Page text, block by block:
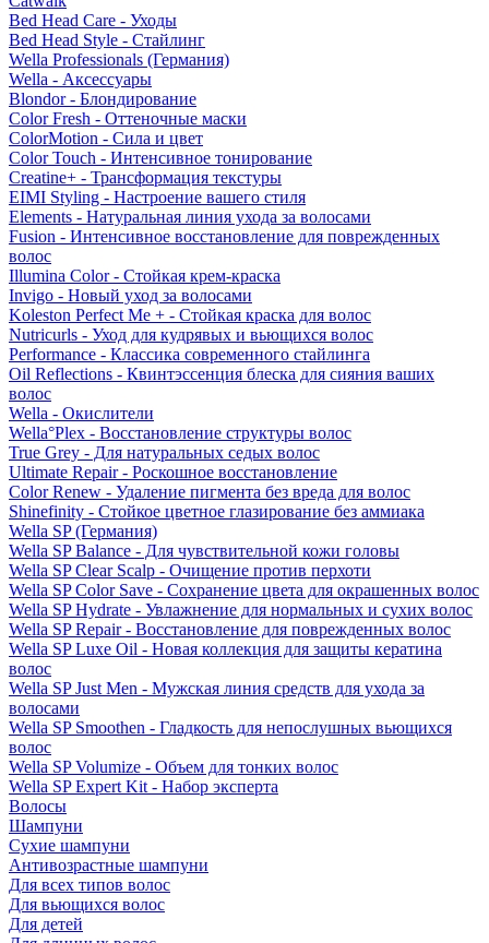
Bed Head Care - Уходы
Bed Head Style - Стайлинг
Wella Professionals (Германия)
Wella - Аксессуары
Blondor - Блондирование
Color Fresh - Оттеночные маски
ColorMotion - Сила и цвет
Color Touch - Интенсивное тонирование
Creatine+ - Трансформация текстуры
EIMI Styling - Настроение вашего стиля
Elements - Натуральная линия ухода за волосами
Fusion - Интенсивное восстановление для поврежденных
волос
Illumina Color - Стойкая крем-краска
Invigo - Новый уход за волосами
Koleston Perfect Me + - Стойкая краска для волос
Nutricurls - Уход для кудрявых и вьющихся волос
Performance - Классика современного стайлинга
Oil Reflections - Квинтэссенция блеска для сияния ваших
волос
Wella - Окислители
Wella°Plex - Восстановление структуры волос
True Grey - Для натуральных седых волос
Ultimate Repair - Роскошное восстановление
Color Renew - Удаление пигмента без вреда для волос
Shinefinity - Стойкое цветное глазирование без аммиака
Wella SP (Германия)
Wella SP Balance - Для чувствительной кожи головы
Wella SP Clear Scalp - Очищение против перхоти
Wella SP Color Save - Сохранение цвета для окрашенных волос
Wella SP Hydrate - Увлажнение для нормальных и сухих волос
Wella SP Repair - Восстановление для поврежденных волос
Wella SP Luxe Oil - Новая коллекция для защиты кератина
волос
Wella SP Just Men - Мужская линия средств для ухода за
волосами
Wella SP Smoothen - Гладкость для непослушных вьющихся
волос
Wella SP Volumize - Объем для тонких волос
Wella SP Expert Kit - Набор эксперта
Волосы
Шампуни
Сухие шампуни
Антивозрастные шампуни
Для всех типов волос
Для вьющихся волос
Для детей